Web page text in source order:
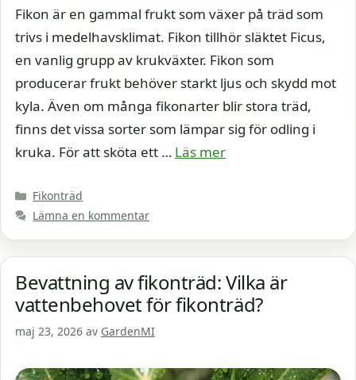
Fikon är en gammal frukt som växer på träd som
trivs i medelhavsklimat. Fikon tillhör släktet Ficus,
en vanlig grupp av krukväxter. Fikon som
producerar frukt behöver starkt ljus och skydd mot
kyla. Även om många fikonarter blir stora träd,
finns det vissa sorter som lämpar sig för odling i
kruka. För att sköta ett … Läs mer
Kategorier
Fikonträd
Lämna en kommentar
Bevattning av fikonträd: Vilka är
vattenbehovet för fikonträd?
maj 23, 2026 av GardenMI